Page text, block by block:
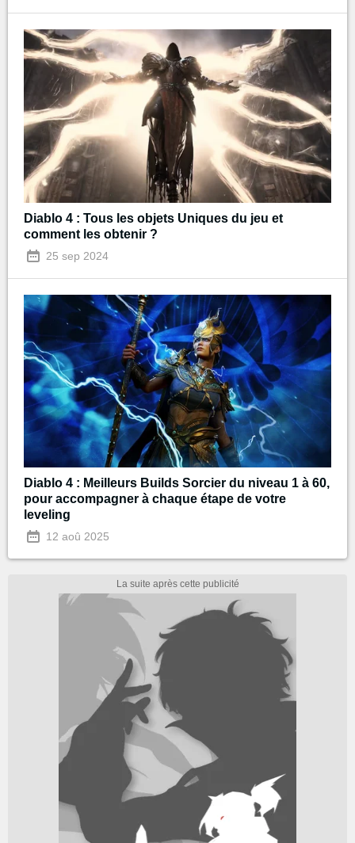
Diablo 4 : Tous les objets Uniques du jeu et
comment les obtenir ?
25 sep 2024
Diablo 4 : Meilleurs Builds Sorcier du niveau 1 à 60,
pour accompagner à chaque étape de votre
leveling
12 aoû 2025